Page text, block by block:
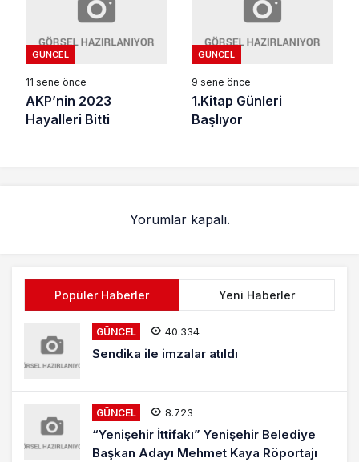
GÜNCEL
11 sene önce
AKP’nin 2023
Hayalleri Bitti
GÜNCEL
9 sene önce
1.Kitap Günleri
Başlıyor
Yorumlar kapalı.
Popüler Haberler Yeni Haberler
GÜNCEL 40.334
Sendika ile imzalar atıldı
GÜNCEL 8.723
“Yenişehir İttifakı” Yenişehir Belediye
Başkan Adayı Mehmet Kaya Röportajı